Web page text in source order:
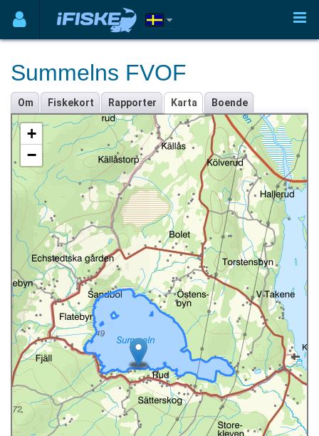
Summelns FVOF
Om Fiskekort Rapporter Karta Boende
+
−